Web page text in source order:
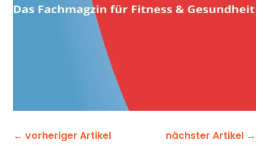
←vorheriger Artikel nächster Artikel→